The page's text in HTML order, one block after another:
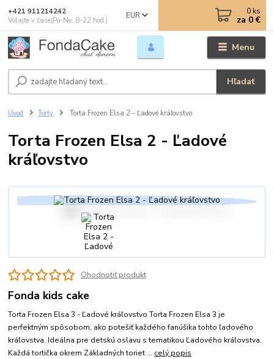
Menu
EUR
Hľadať
+421 911214242
Volajte v čase(Po-Ne, 8-22 hod.)
0 ks
za 0 €
Úvod Torty Torta Frozen Elsa 2 - Ľadové kráľovstvo
Torta Frozen Elsa 2 - Ľadové
kráľovstvo
Ohodnotiť produkt
Fonda kids cake
Torta Frozen Elsa 3 - Ľadové kráľovstvo Torta Frozen Elsa 3 je
perfektným spôsobom, ako potešiť každého fanúšika tohto ľadového
kráľovstva. Ideálna pre detskú oslavu s tematikou Ľadového kráľovstva.
Každá tortička okrem Základných toriet ... celý popis